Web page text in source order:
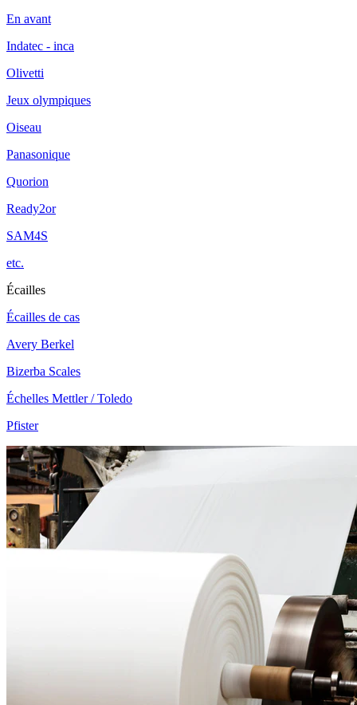
En avant
Indatec - inca
Olivetti
Jeux olympiques
Oiseau
Panasonique
Quorion
Ready2or
SAM4S
etc.
Écailles
Écailles de cas
Avery Berkel
Bizerba Scales
Échelles Mettler / Toledo
Pfister